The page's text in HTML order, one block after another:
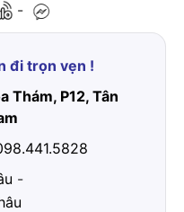
-
đi trọn vẹn !
Thám, P12, Tân
-